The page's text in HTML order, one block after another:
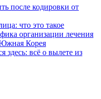
после кодировки от
что это такое
организации лечения
Корея
здесь: всё о вылете из